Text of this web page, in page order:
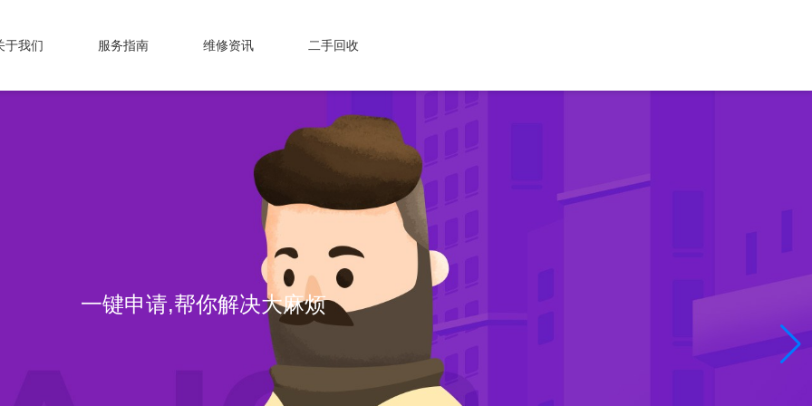
于我们 服务指南 维修资讯 二手回收
一键申请,帮你解决大麻烦